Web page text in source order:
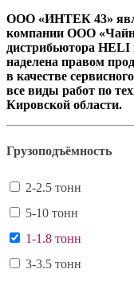
ООО «ИНТЕК 43»
компании ООО
дистрибьютора
наделена правом
в качестве
все виды работ по
Кировской области.
Грузоподъёмность
2-2.5 тонн
5-10 тонн
1-1.8 тонн
3-3.5 тонн